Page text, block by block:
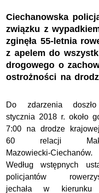
Ciechanowska
związku z
zginęła 55-letnia
z apelem do
drogowego o
ostrożności na
Do zdarzenia
stycznia 2018 r. około
7:00 na drodze
60 relacji
Mazowiecki-Ciechanów.
Według wstępnych
policjantów
jechała w kierunku